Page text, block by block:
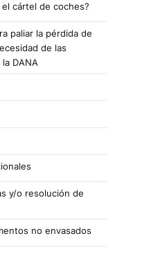
cártel de coches?
paliar la pérdida de
de las
DANA
y/o resolución de
no envasados